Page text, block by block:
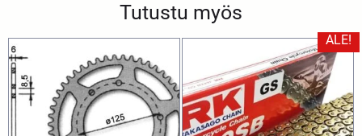
Tutustu myös
ALE!